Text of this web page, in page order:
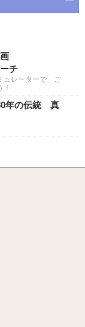
チ
ュレーターで、ご
年の伝統 真